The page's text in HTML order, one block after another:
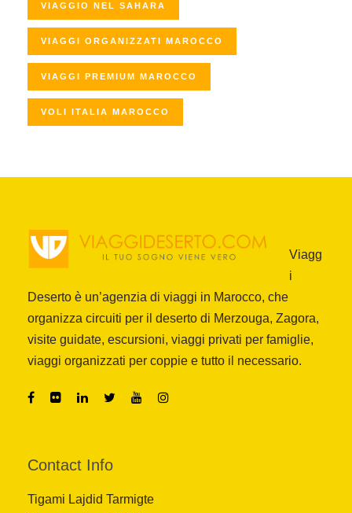
VIAGGIO NEL SAHARA
VIAGGI ORGANIZZATI MAROCCO
VIAGGI PREMIUM MAROCCO
VOLI ITALIA MAROCCO
Viagg
i
Deserto è un’agenzia di viaggi in Marocco, che
organizza circuiti per il deserto di Merzouga, Zagora,
visite guidate, escursioni, viaggi privati per famiglie,
viaggi organizzati per coppie e tutto il necessario.
Contact Info
Tigami Lajdid Tarmigte